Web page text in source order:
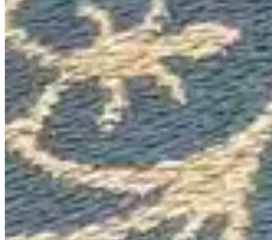
Lançamentos e promoções
Cadastre seu e-mail para receber novidades.
facebook
instagram
youtube
Saldão
Saldão de Colchas
Inverno
Jogo de Lençol
Cobre Leito
Cama
Kit Cama Posta
Mesa
Banho
Cortina
Decoração
Travesseiros